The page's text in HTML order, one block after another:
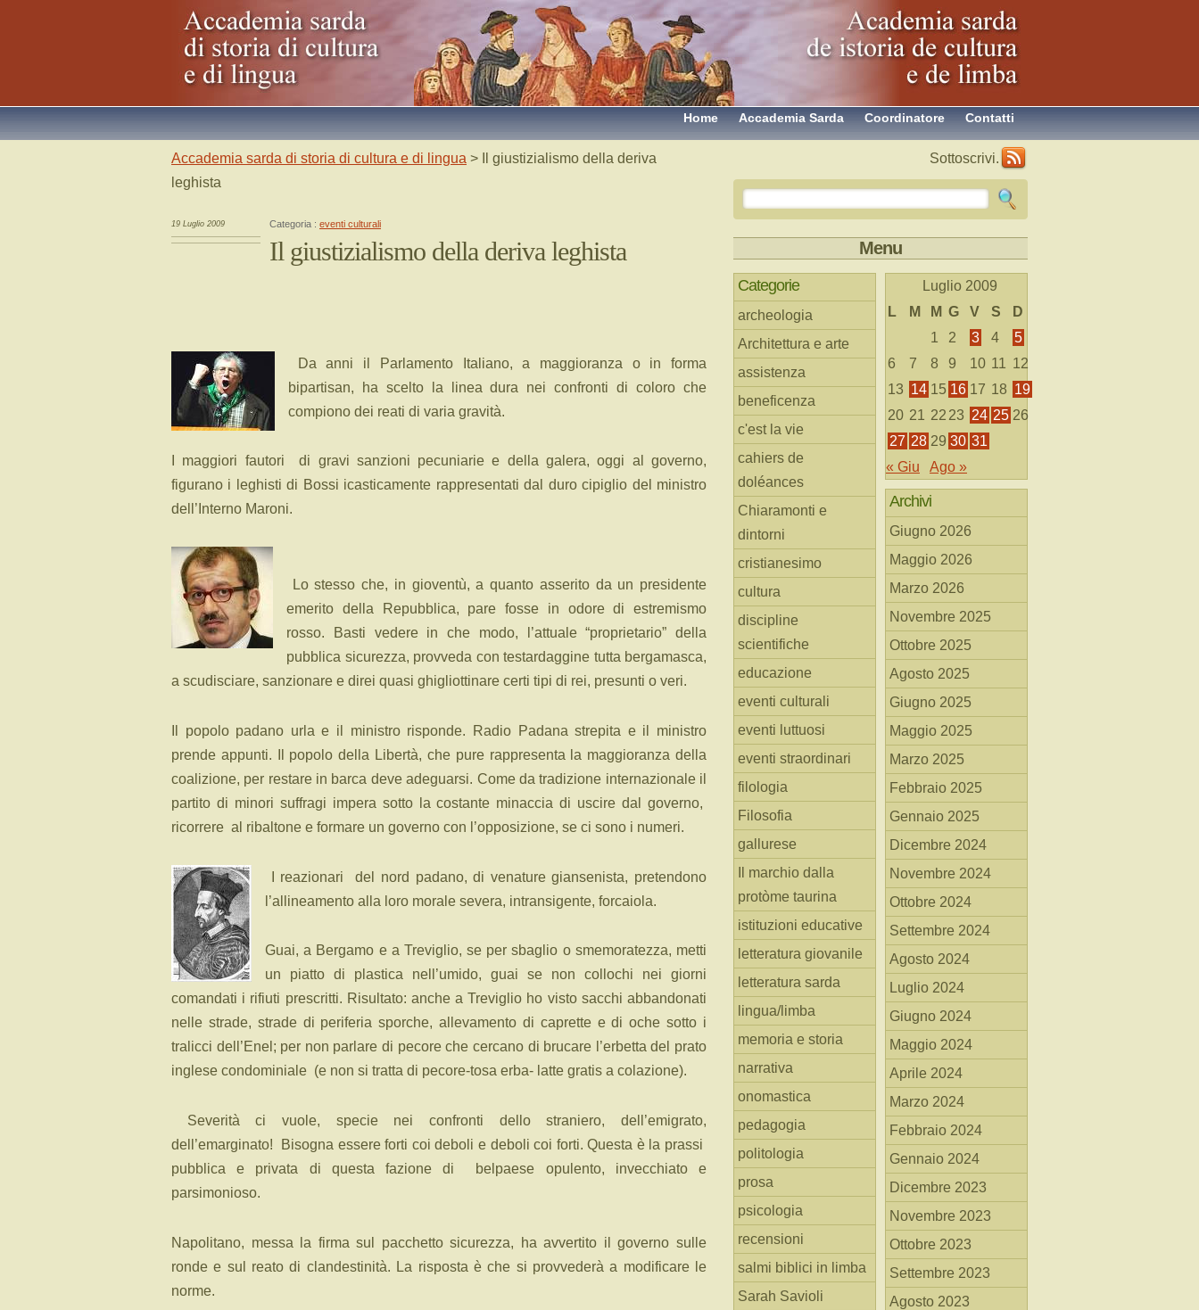
Contatti
Coordinatore
Accademia Sarda
Home
Accademia sarda di storia di cultura e di lingua > Il giustizialismo della deriva
leghista
19 Luglio 2009 Categoria : eventi culturali
Il giustizialismo della deriva leghista
Da anni il Parlamento Italiano, a maggioranza o in forma
bipartisan, ha scelto la linea dura nei confronti di coloro che
compiono dei reati di varia gravità.
I maggiori fautori
di gravi sanzioni pecuniarie e della galera, oggi al governo,
figurano i leghisti di Bossi icasticamente rappresentati dal duro cipiglio del ministro
dell’Interno Maroni.
Lo stesso che, in gioventù, a quanto asserito da un presidente
emerito della Repubblica, pare fosse in odore di estremismo
rosso. Basti vedere in che modo, l’attuale “proprietario” della
pubblica sicurezza, provveda con testardaggine tutta bergamasca,
a scudisciare, sanzionare e direi quasi ghigliottinare certi tipi di rei, presunti o veri.
Il popolo padano urla e il ministro risponde. Radio Padana strepita e il ministro
prende appunti. Il popolo della Libertà, che pure rappresenta la maggioranza della
coalizione, per restare in barca deve adeguarsi. Come da tradizione internazionale il
partito di minori suffragi impera sotto la costante minaccia di uscire dal governo,
ricorrere al ribaltone e formare un governo con l’opposizione, se ci sono i numeri.
I reazionari
del nord padano, di venature giansenista, pretendono
l’allineamento alla loro morale severa, intransigente, forcaiola.
Guai, a Bergamo e a Treviglio, se per sbaglio o smemoratezza, metti
un piatto di plastica nell’umido, guai se non collochi nei giorni
comandati i rifiuti prescritti. Risultato: anche a Treviglio ho visto sacchi abbandonati
nelle strade, strade di periferia sporche, allevamento di caprette e di oche sotto i
tralicci dell’Enel; per non parlare di pecore che cercano di brucare l’erbetta del prato
inglese condominiale (e non si tratta di pecore-tosa erba- latte gratis a colazione).
Severità ci vuole, specie nei confronti dello straniero, dell’emigrato,
dell’emarginato!
Bisogna essere forti coi deboli e deboli coi forti. Questa è la prassi
pubblica e privata di questa fazione di
belpaese opulento, invecchiato e
parsimonioso.
Napolitano, messa la firma sul pacchetto sicurezza, ha avvertito il governo sulle
ronde e sul reato di clandestinità. La risposta è che si provvederà a modificare le
norme.
Sottoscrivi.
Menu
Categorie
archeologia
Architettura e arte
assistenza
beneficenza
c'est la vie
cahiers de
doléances
Chiaramonti e
dintorni
cristianesimo
cultura
discipline
scientifiche
educazione
eventi culturali
eventi luttuosi
eventi straordinari
filologia
Filosofia
gallurese
Il marchio dalla
protòme taurina
istituzioni educative
letteratura giovanile
letteratura sarda
lingua/limba
memoria e storia
narrativa
onomastica
pedagogia
politologia
prosa
psicologia
recensioni
salmi biblici in limba
Sarah Savioli
Luglio 2009
L
M M G V S
D
1
2 3 4
5
6
7 8 9 10 11 12
13 14 15 16 17 18 19
20 21 22 23 24 25 26
27 28 29 30 31
« Giu
Ago »
Archivi
Giugno 2026
Maggio 2026
Marzo 2026
Novembre 2025
Ottobre 2025
Agosto 2025
Giugno 2025
Maggio 2025
Marzo 2025
Febbraio 2025
Gennaio 2025
Dicembre 2024
Novembre 2024
Ottobre 2024
Settembre 2024
Agosto 2024
Luglio 2024
Giugno 2024
Maggio 2024
Aprile 2024
Marzo 2024
Febbraio 2024
Gennaio 2024
Dicembre 2023
Novembre 2023
Ottobre 2023
Settembre 2023
Agosto 2023